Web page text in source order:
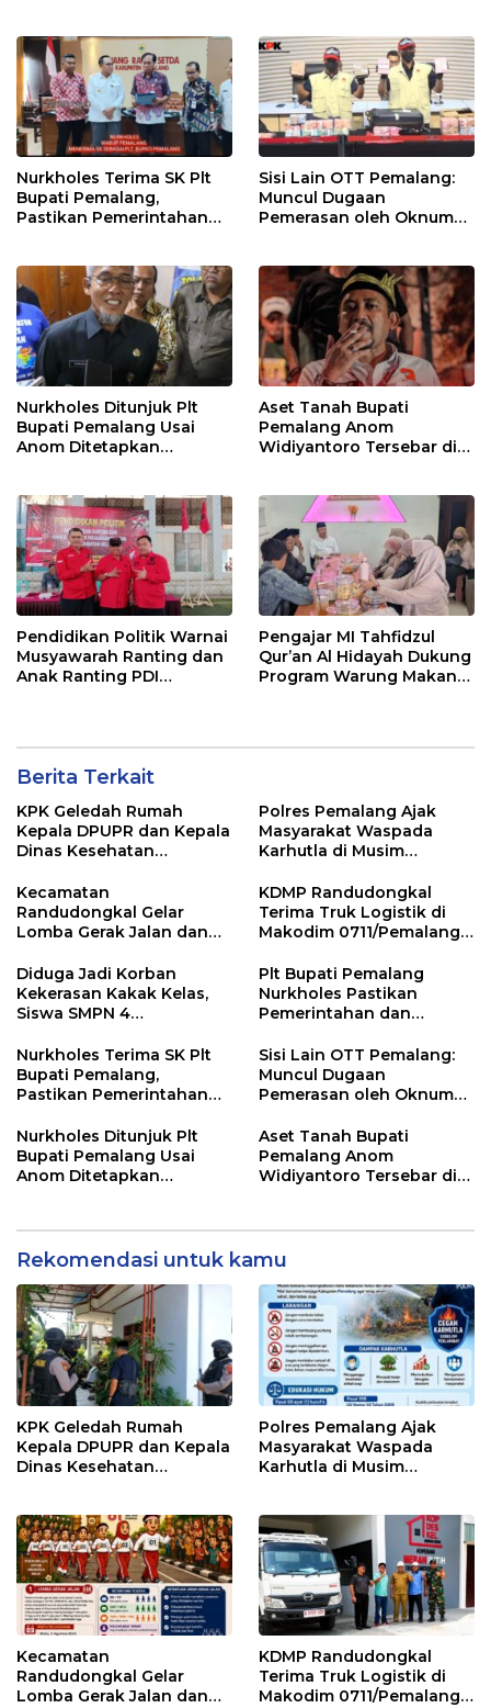
Nurkholes Terima SK Plt
Bupati Pemalang,
Pastikan Pemerintahan
Sisi Lain OTT Pemalang:
Muncul Dugaan
Pemerasan oleh Oknum
Nurkholes Ditunjuk Plt
Bupati Pemalang Usai
Anom Ditetapkan
Aset Tanah Bupati
Pemalang Anom
Widiyantoro Tersebar di
Pendidikan Politik Warnai
Musyawarah Ranting dan
Anak Ranting PDI
Pengajar MI Tahfidzul
Qur’an Al Hidayah Dukung
Program Warung Makan
Berita Terkait
KPK Geledah Rumah
Kepala DPUPR dan Kepala
Dinas Kesehatan
Polres Pemalang Ajak
Masyarakat Waspada
Karhutla di Musim
Kecamatan
Randudongkal Gelar
Lomba Gerak Jalan dan
HUT RI ke-81
KDMP Randudongkal
Terima Truk Logistik di
Makodim 0711/Pemalang
Desa
Diduga Jadi Korban
Kekerasan Kakak Kelas,
Siswa SMPN 4
Dunia
Plt Bupati Pemalang
Nurkholes Pastikan
Pemerintahan dan
Berjalan
Nurkholes Terima SK Plt
Bupati Pemalang,
Pastikan Pemerintahan
Sisi Lain OTT Pemalang:
Muncul Dugaan
Pemerasan oleh Oknum
Nurkholes Ditunjuk Plt
Bupati Pemalang Usai
Anom Ditetapkan
Aset Tanah Bupati
Pemalang Anom
Widiyantoro Tersebar di
Rekomendasi untuk kamu
KPK Geledah Rumah
Kepala DPUPR dan Kepala
Dinas Kesehatan
Polres Pemalang Ajak
Masyarakat Waspada
Karhutla di Musim
Kecamatan
Randudongkal Gelar
Lomba Gerak Jalan dan
KDMP Randudongkal
Terima Truk Logistik di
Makodim 0711/Pemalang